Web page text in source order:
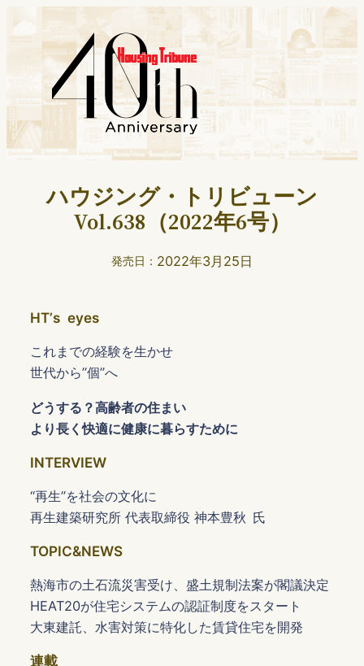
ハウジング・トリビューン
Vol.638（2022年6号）
発売日： 2022年3月25日
HTʼs eyes
これまでの経験を生かせ
世代から”個”へ
どうする？高齢者の住まい
より長く快適に健康に暮らすために
INTERVIEW
“再生”を社会の文化に
再生建築研究所 代表取締役 神本豊秋 氏
TOPIC&NEWS
熱海市の土石流災害受け、盛土規制法案が閣議決定
HEAT20が住宅システムの認証制度をスタート
大東建託、水害対策に特化した賃貸住宅を開発
連載